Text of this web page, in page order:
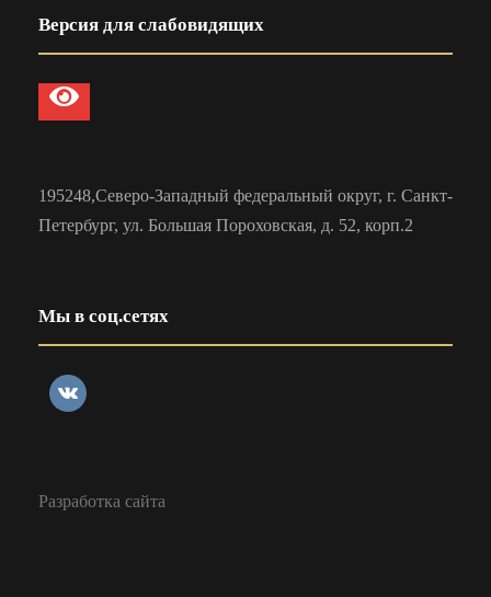
Версия для слабовидящих
195248,Северо-Западный федеральный округ, г. Санкт-
Петербург, ул. Большая Пороховская, д. 52, корп.2
Мы в соц.сетях
Разработка сайта